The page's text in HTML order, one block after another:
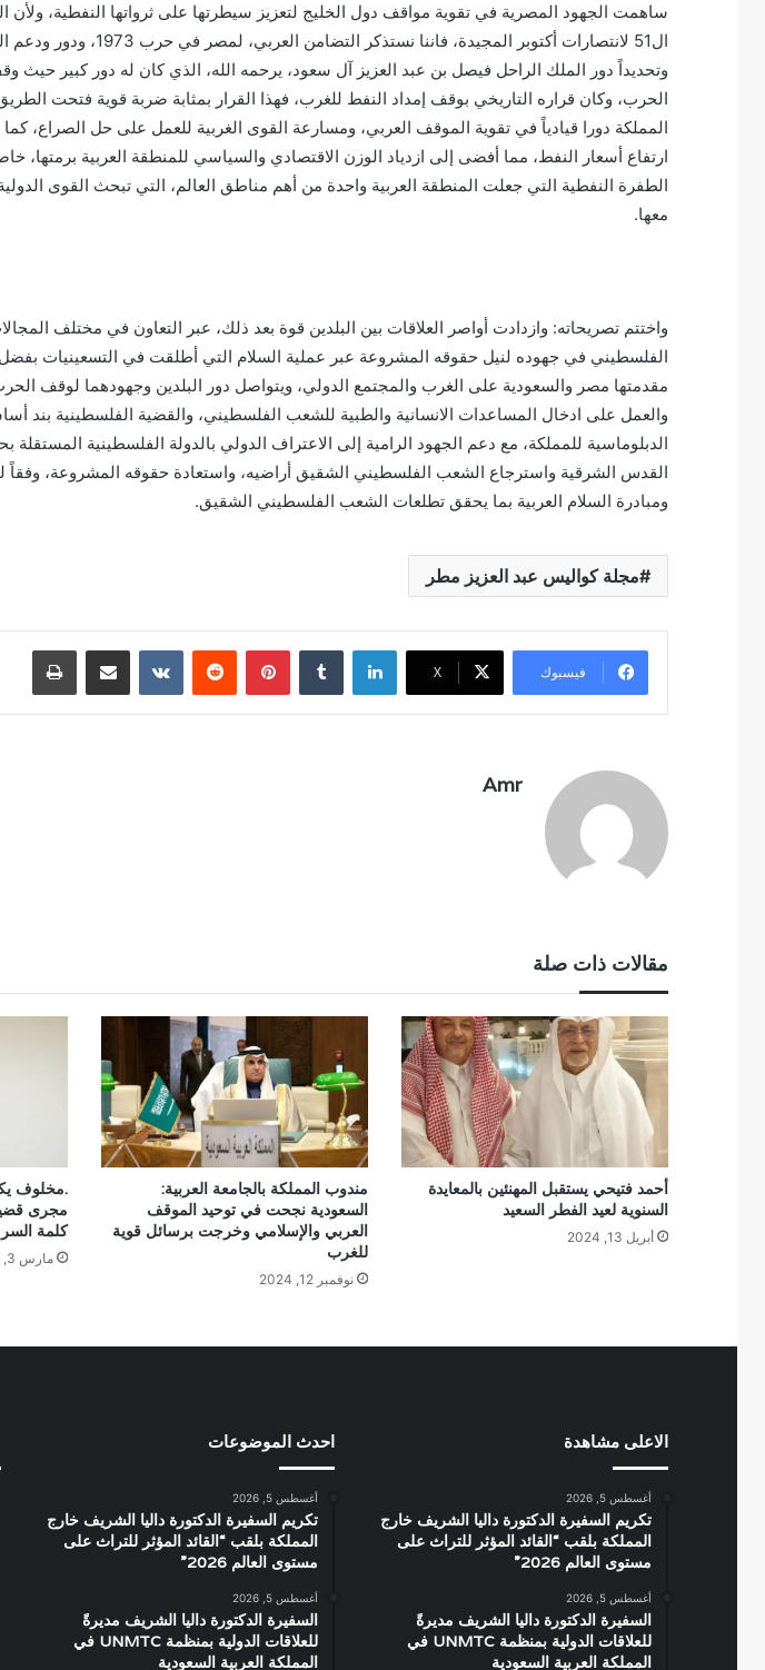
ساهمت الجهود المصرية في تقوية مواقف دول الخليج لتعزيز سيطرتها على ثرواتها النفطية، ولأن
ال51 لانتصارات أكتوبر المجيدة،
وتحديداً دور الملك الراحل فيصل بن عبد العزيز آل سعود، يرحمه الله، الذي كان له دور كبير
الحرب، وكان قراره التاريخي بوقف إمداد النفط للغرب، فهذا القرار بمثابة ضربة قوية فتحت
المملكة دورا قيادياً في تقوية الموقف العربي، ومسارعة القوى الغربية للعمل على حل الصراع،
ارتفاع أسعار النفط، مما أفضى إلى ازدياد الوزن الاقتصادي والسياسي للمنطقة العربية برمتها،
الطفرة النفطية التي جعلت المنطقة العربية واحدة من أهم مناطق العالم، التي تبحث القوى
معها.
واختتم تصريحاته: وازدادت أواصر العلاقات بين البلدين قوة بعد ذلك، عبر التعاون في مختلف
الفلسطيني في جهوده لنيل حقوقه المشروعة عبر عملية السلام التي أطلقت في التسعينيات
مقدمتها مصر والسعودية على الغرب والمجتمع الدولي، ويتواصل دور البلدين وجهودهما لوقف
والعمل على ادخال المساعدات الانسانية والطبية للشعب الفلسطيني، والقضية الفلسطينية
القدس الشرقية واسترجاع الشعب الفلسطيني الشقيق أراضيه، واستعادة حقوقه المشروعة، وفقاً
ومبادرة السلام العربية بما يحقق تطلعات الشعب الفلسطيني الشقيق.
مجلة كواليس عبد العزيز مطر
فيسبوك ‫X
لينكدإن بينتيريست مشاركة عبر البريد طباعة
Amr
مقالات ذات صلة
أحمد فتيحي يستقبل المهنئين بالمعايدة
السنوية لعيد الفطر السعيد
أبريل 13, 2024
مندوب المملكة بالجامعة العربية:
السعودية نجحت في توحيد الموقف
العربي والإسلامي وخرجت برسائل قوية
للغرب
نوفمبر 12, 2024
.مخلوف
مجرى
كلمة السر
مارس 3, 2024
الاعلى مشاهدة
أغسطس 5, 2026
تكريم السفيرة الدكتورة داليا الشريف خارج
المملكة بلقب “القائد المؤثر للتراث على
مستوى العالم 2026”
أغسطس 5, 2026
السفيرة الدكتورة داليا الشريف مديرةً
للعلاقات الدولية بمنظمة UNMTC في
المملكة العربية السعودية
احدث الموضوعات
أغسطس 5, 2026
تكريم السفيرة الدكتورة داليا الشريف خارج
المملكة بلقب “القائد المؤثر للتراث على
مستوى العالم 2026”
أغسطس 5, 2026
السفيرة الدكتورة داليا الشريف مديرةً
للعلاقات الدولية بمنظمة UNMTC في
المملكة العربية السعودية